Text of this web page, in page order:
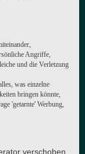
Angriffe,
und die Verletzung
was einzelne
bringen könnte,
'getarnte' Werbung,
verschoben